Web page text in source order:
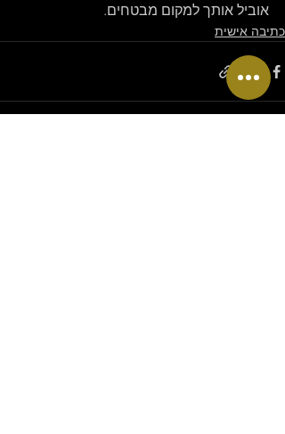
אוביל אותך למקום מבטחים.
כתיבה אישית